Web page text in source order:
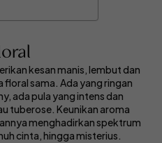
kesan manis, lembut dan
sama. Ada yang ringan
ada pula yang intens dan
tuberose. Keunikan aroma
menghadirkan spektrum
cinta, hingga misterius.